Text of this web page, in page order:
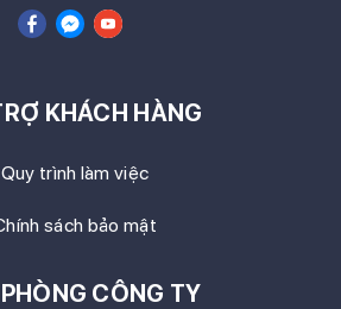
KHÁCH HÀNG
Quy trình làm việc
sách bảo mật
CÔNG TY